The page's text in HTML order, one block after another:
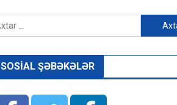
Axtarış:
SOSIAL ŞƏBƏKƏLƏR